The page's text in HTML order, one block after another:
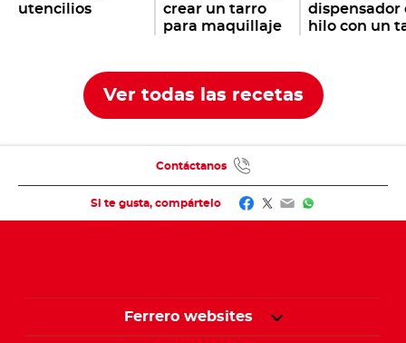
utencilios
crear un tarro
para maquillaje
dispensador
hilo con un
Ver todas las recetas
Si te gusta, compártelo Facebook
Twitter
EmailWhatsApp
Contáctanos
Ferrero websites